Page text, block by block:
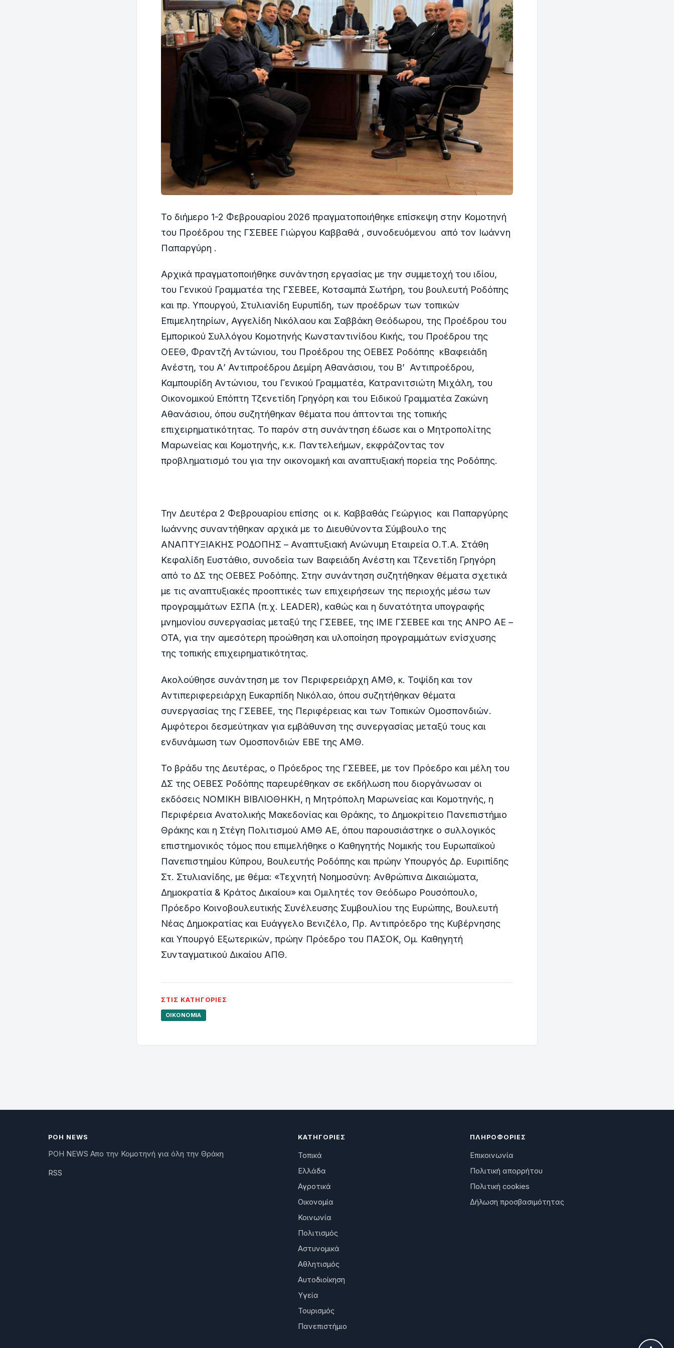
Το διήμερο 1-2 Φεβρουαρίου 2026 πραγματοποιήθηκε επίσκεψη στην Κομοτηνή
του Προέδρου της ΓΣΕΒΕΕ Γιώργου Καββαθά , συνοδευόμενου από τον Ιωάννη
Παπαργύρη .
Αρχικά πραγματοποιήθηκε συνάντηση εργασίας με την συμμετοχή του ιδίου,
του Γενικού Γραμματέα της ΓΣΕΒΕΕ, Κοτσαμπά Σωτήρη, του βουλευτή Ροδόπης
και πρ. Υπουργού, Στυλιανίδη Ευρυπίδη, των προέδρων των τοπικών
Επιμελητηρίων, Αγγελίδη Νικόλαου και Σαββάκη Θεόδωρου, της Προέδρου του
Εμπορικού Συλλόγου Κομοτηνής Κωνσταντινίδου Κικής, του Προέδρου της
ΟΕΕΘ, Φραντζή Αντώνιου, του Προέδρου της ΟΕΒΕΣ Ροδόπης κΒαφειάδη
Ανέστη, του Α’ Αντιπροέδρου Δεμίρη Αθανάσιου, του Β’ Αντιπροέδρου,
Καμπουρίδη Αντώνιου, του Γενικού Γραμματέα, Κατρανιτσιώτη Μιχάλη, του
Οικονομικού Επόπτη Τζενετίδη Γρηγόρη και του Ειδικού Γραμματέα Ζακώνη
Αθανάσιου, όπου συζητήθηκαν θέματα που άπτονται της τοπικής
επιχειρηματικότητας. Το παρόν στη συνάντηση έδωσε και ο Μητροπολίτης
Μαρωνείας και Κομοτηνής, κ.κ. Παντελεήμων, εκφράζοντας τον
προβληματισμό του για την οικονομική και αναπτυξιακή πορεία της Ροδόπης.
Την Δευτέρα 2 Φεβρουαρίου επίσης οι κ. Καββαθάς Γεώργιος και Παπαργύρης
Ιωάννης συναντήθηκαν αρχικά με το Διευθύνοντα Σύμβουλο της
ΑΝΑΠΤΥΞΙΑΚΗΣ ΡΟΔΟΠΗΣ – Αναπτυξιακή Ανώνυμη Εταιρεία Ο.Τ.Α. Στάθη
Κεφαλίδη Ευστάθιο, συνοδεία των Βαφειάδη Ανέστη και Τζενετίδη Γρηγόρη
από το ΔΣ της ΟΕΒΕΣ Ροδόπης. Στην συνάντηση συζητήθηκαν θέματα σχετικά
με τις αναπτυξιακές προοπτικές των επιχειρήσεων της περιοχής μέσω των
προγραμμάτων ΕΣΠΑ (π.χ. LEADER), καθώς και η δυνατότητα υπογραφής
μνημονίου συνεργασίας μεταξύ της ΓΣΕΒΕΕ, της ΙΜΕ ΓΣΕΒΕΕ και της ΑΝΡΟ ΑΕ –
ΟΤΑ, για την αμεσότερη προώθηση και υλοποίηση προγραμμάτων ενίσχυσης
της τοπικής επιχειρηματικότητας.
Ακολούθησε συνάντηση με τον Περιφερειάρχη ΑΜΘ, κ. Τοψίδη και τον
Αντιπεριφερειάρχη Ευκαρπίδη Νικόλαο, όπου συζητήθηκαν θέματα
συνεργασίας της ΓΣΕΒΕΕ, της Περιφέρειας και των Τοπικών Ομοσπονδιών.
Αμφότεροι δεσμεύτηκαν για εμβάθυνση της συνεργασίας μεταξύ τους και
ενδυνάμωση των Ομοσπονδιών ΕΒΕ της ΑΜΘ.
Το βράδυ της Δευτέρας, ο Πρόεδρος της ΓΣΕΒΕΕ, με τον Πρόεδρο και μέλη του
ΔΣ της ΟΕΒΕΣ Ροδόπης παρευρέθηκαν σε εκδήλωση που διοργάνωσαν οι
εκδόσεις ΝΟΜΙΚΗ ΒΙΒΛΙΟΘΗΚΗ, η Μητρόπολη Μαρωνείας και Κομοτηνής, η
Περιφέρεια Ανατολικής Μακεδονίας και Θράκης, το ∆ηµοκρίτειο Πανεπιστήμιο
Θράκης και η Στέγη Πολιτισμού ΑΜΘ ΑΕ, όπου παρουσιάστηκε ο συλλογικός
επιστημονικός τόμος που επιμελήθηκε ο Καθηγητής Νομικής του Ευρωπαϊκού
Πανεπιστημίου Κύπρου, Βουλευτής Ροδόπης και πρώην Υπουργός Δρ. Ευριπίδης
Στ. Στυλιανίδης, με θέμα: «Τεχνητή Νοημοσύνη: Ανθρώπινα Δικαιώματα,
Δημοκρατία & Κράτος Δικαίου» και Ομιλητές τον Θεόδωρο Ρουσόπουλο,
Πρόεδρο Κοινοβουλευτικής Συνέλευσης Συµβουλίου της Ευρώπης, Βουλευτή
Νέας ∆ηµοκρατίας και Ευάγγελο Βενιζέλο, Πρ. Αντιπρόεδρο της Κυβέρνησης
και Υπουργό Εξωτερικών, πρώην Πρόεδρο του ΠΑΣΟΚ, Οµ. Καθηγητή
Συνταγματικού ∆ικαίου ΑΠΘ.
ΣΤΙΣ ΚΑΤΗΓΟΡΊΕΣ
ΟΙΚΟΝΟΜΊΑ
ΡΟΗ NEWS
ΡΟΗ NEWS Απο την Κομοτηνή για όλη την Θράκη
RSS
ΚΑΤΗΓΟΡΊΕΣ
Τοπικά
Ελλάδα
Αγροτικά
Οικονομία
Κοινωνία
Πολιτισμός
Αστυνομικά
Αθλητισμός
Αυτοδιοίκηση
Υγεία
Τουρισμός
Πανεπιστήμιο
ΠΛΗΡΟΦΟΡΊΕΣ
Επικοινωνία
Πολιτική απορρήτου
Πολιτική cookies
Δήλωση προσβασιμότητας